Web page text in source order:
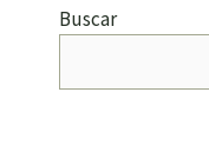
Buscar